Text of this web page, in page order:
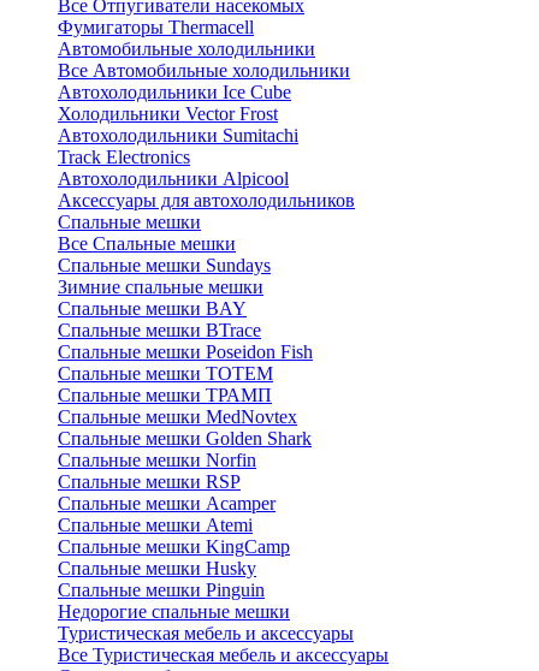
Все Отпугиватели насекомых
Фумигаторы Thermacell
Автомобильные холодильники
Все Автомобильные холодильники
Автохолодильники Ice Cube
Холодильники Vector Frost
Автохолодильники Sumitachi
Track Electronics
Автохолодильники Alpicool
Аксессуары для автохолодильников
Спальные мешки
Все Спальные мешки
Спальные мешки Sundays
Зимние спальные мешки
Спальные мешки BAY
Спальные мешки BTrace
Спальные мешки Poseidon Fish
Спальные мешки ТОТЕМ
Спальные мешки ТРАМП
Cпальные мешки MedNovtex
Спальные мешки Golden Shark
Спальные мешки Norfin
Спальные мешки RSP
Спальные мешки Acamper
Спальные мешки Atemi
Спальные мешки KingCamp
Спальные мешки Husky
Спальные мешки Pinguin
Недорогие спальные мешки
Туристическая мебель и аксессуары
Все Туристическая мебель и аксессуары